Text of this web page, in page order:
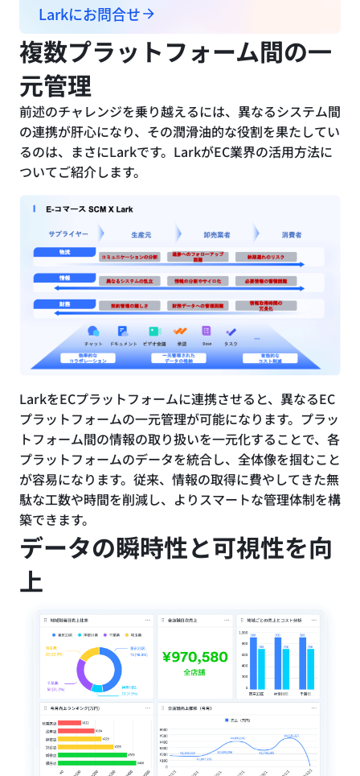
Larkにお問合せ
複数プラットフォーム間の一
元管理
前述のチャレンジを乗り越えるには、異なるシステム間
の連携が肝心になり、その潤滑油的な役割を果たしてい
るのは、まさにLarkです。LarkがEC業界の活用方法に
ついてご紹介します。
LarkをECプラットフォームに連携させると、異なるEC
プラットフォームの一元管理が可能になります。プラッ
トフォーム間の情報の取り扱いを一元化することで、各
プラットフォームのデータを統合し、全体像を掴むこと
が容易になります。従来、情報の取得に費やしてきた無
駄な工数や時間を削減し、よりスマートな管理体制を構
築できます。
データの瞬時性と可視性を向
上